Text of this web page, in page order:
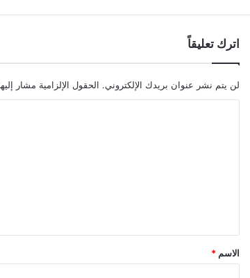
اترك تعليقاً
لن يتم نشر عنوان بريدك الإلكتروني. الحقول الإلزامية مشار
ق
*
الاسم *